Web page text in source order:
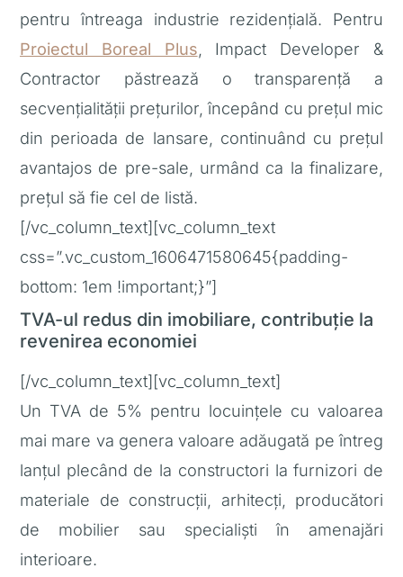
pentru întreaga industrie rezidențială. Pentru
Proiectul Boreal Plus, Impact Developer &
Contractor păstrează o transparență a
secvențialității prețurilor, începând cu prețul mic
din perioada de lansare, continuând cu prețul
avantajos de pre-sale, urmând ca la finalizare,
prețul să fie cel de listă.
[/vc_column_text][vc_column_text
css=”.vc_custom_1606471580645{padding-
bottom: 1em !important;}”]
TVA-ul redus din imobiliare, contribuție la
revenirea economiei
[/vc_column_text][vc_column_text]
Un TVA de 5% pentru locuințele cu valoarea
mai mare va genera valoare adăugată pe întreg
lanțul plecând de la constructori la furnizori de
materiale de construcții, arhitecți, producători
de mobilier sau specialiști în amenajări
interioare.